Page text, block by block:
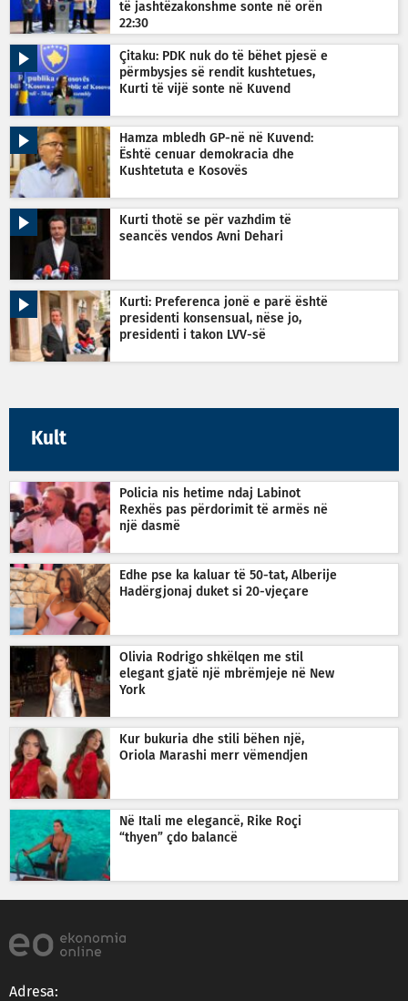
të jashtëzakonshme sonte në orën
22:30
Çitaku: PDK nuk do të bëhet pjesë e
përmbysjes së rendit kushtetues,
Kurti të vijë sonte në Kuvend
Hamza mbledh GP-në në Kuvend:
Është cenuar demokracia dhe
Kushtetuta e Kosovës
Kurti thotë se për vazhdim të
seancës vendos Avni Dehari
Kurti: Preferenca jonë e parë është
presidenti konsensual, nëse jo,
presidenti i takon LVV-së
Kult
Policia nis hetime ndaj Labinot
Rexhës pas përdorimit të armës në
një dasmë
Edhe pse ka kaluar të 50-tat, Alberije
Hadërgjonaj duket si 20-vjeçare
Olivia Rodrigo shkëlqen me stil
elegant gjatë një mbrëmjeje në New
York
Kur bukuria dhe stili bëhen një,
Oriola Marashi merr vëmendjen
Në Itali me elegancë, Rike Roçi
“thyen” çdo balancë
Adresa: